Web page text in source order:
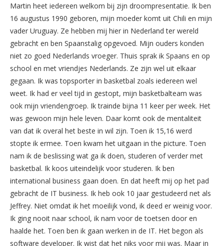
Martin heet iedereen welkom bij zijn droompresentatie. Ik ben
16 augustus 1990 geboren, mijn moeder komt uit Chili en mijn
vader Uruguay. Ze hebben mij hier in Nederland ter wereld
gebracht en ben Spaanstalig opgevoed. Mijn ouders konden
niet zo goed Nederlands vroeger. Thuis sprak ik Spaans en op
school en met vriendjes Nederlands. Ze zijn wel uit elkaar
gegaan. Ik was topsporter in basketbal zoals iedereen wel
weet. Ik had er veel tijd in gestopt, mijn basketbalteam was
ook mijn vriendengroep. Ik trainde bijna 11 keer per week. Het
was gewoon mijn hele leven. Daar komt ook de mentaliteit
van dat ik overal het beste in wil zijn. Toen ik 15,16 werd
stopte ik ermee. Toen kwam het uitgaan in the picture. Toen
nam ik de beslissing wat ga ik doen, studeren of verder met
basketbal. Ik koos uiteindelijk voor studeren. Ik ben
international business gaan doen. En dat heeft mij op het pad
gebracht de IT business. Ik heb ook 10 jaar gestudeerd net als
Jeffrey. Niet omdat ik het moeilijk vond, ik deed er weinig voor.
Ik ging nooit naar school, ik nam voor de toetsen door en
haalde het. Toen ben ik gaan werken in de IT. Het begon als
software developer. Ik wist dat het niks voor mij was. Maar in